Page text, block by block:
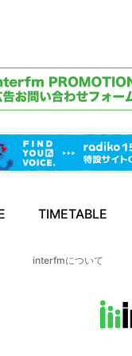
TIMETABLE
interfmについて